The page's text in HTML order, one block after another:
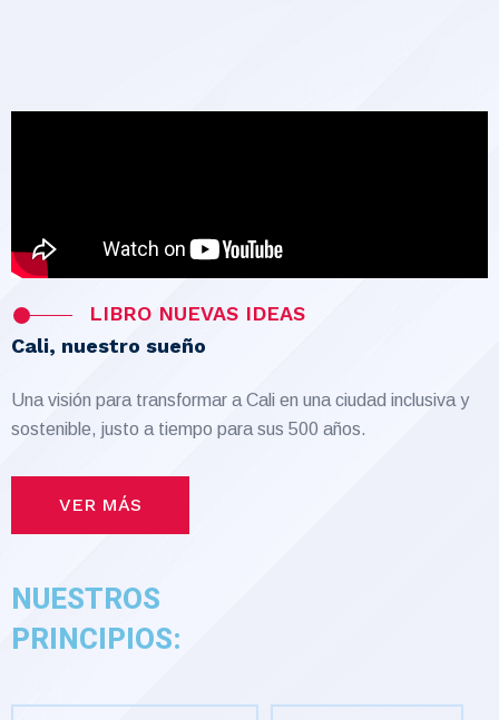
LIBRO NUEVAS IDEAS
Cali, nuestro sueño
Una visión para transformar a Cali en una ciudad inclusiva y
sostenible, justo a tiempo para sus 500 años.
VER MÁS
NUESTROS
PRINCIPIOS: